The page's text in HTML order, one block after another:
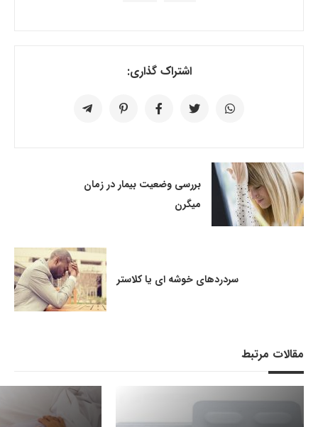
اشتراک گذاری:
بررسی وضعیت بیمار در زمان
میگرن
سردردهای خوشه ای یا کلاستر
مقالات مرتبط